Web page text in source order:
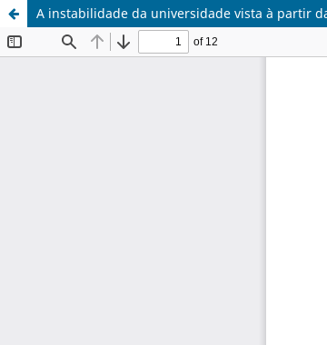
A instabilidade da universidade vista à partir